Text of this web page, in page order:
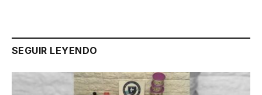
SEGUIR LEYENDO